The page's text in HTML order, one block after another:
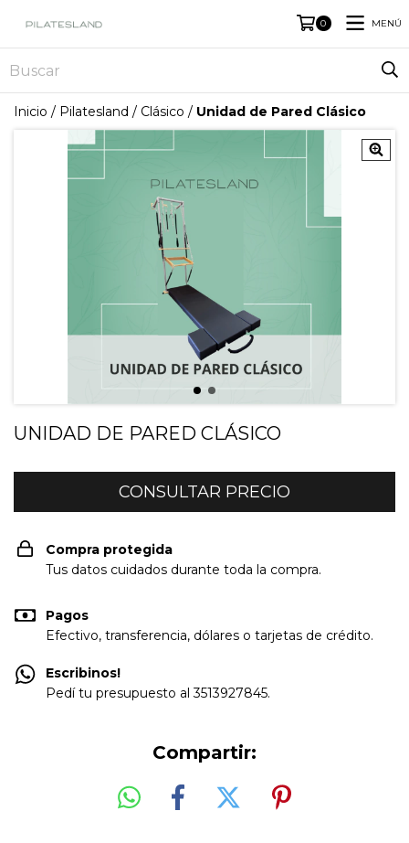
0 MENÚ
Inicio / Pilatesland / Clásico / Unidad de Pared Clásico
UNIDAD DE PARED CLÁSICO
Compra protegida
Tus datos cuidados durante toda la compra.
Pagos
Efectivo, transferencia, dólares o tarjetas de crédito.
Escribinos!
Pedí tu presupuesto al 3513927845.
Compartir: